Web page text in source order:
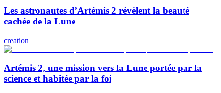
Les astronautes d’Artémis 2 révèlent la beauté
cachée de la Lune
creation
Artémis 2, une mission vers la Lune portée par la
science et habitée par la foi